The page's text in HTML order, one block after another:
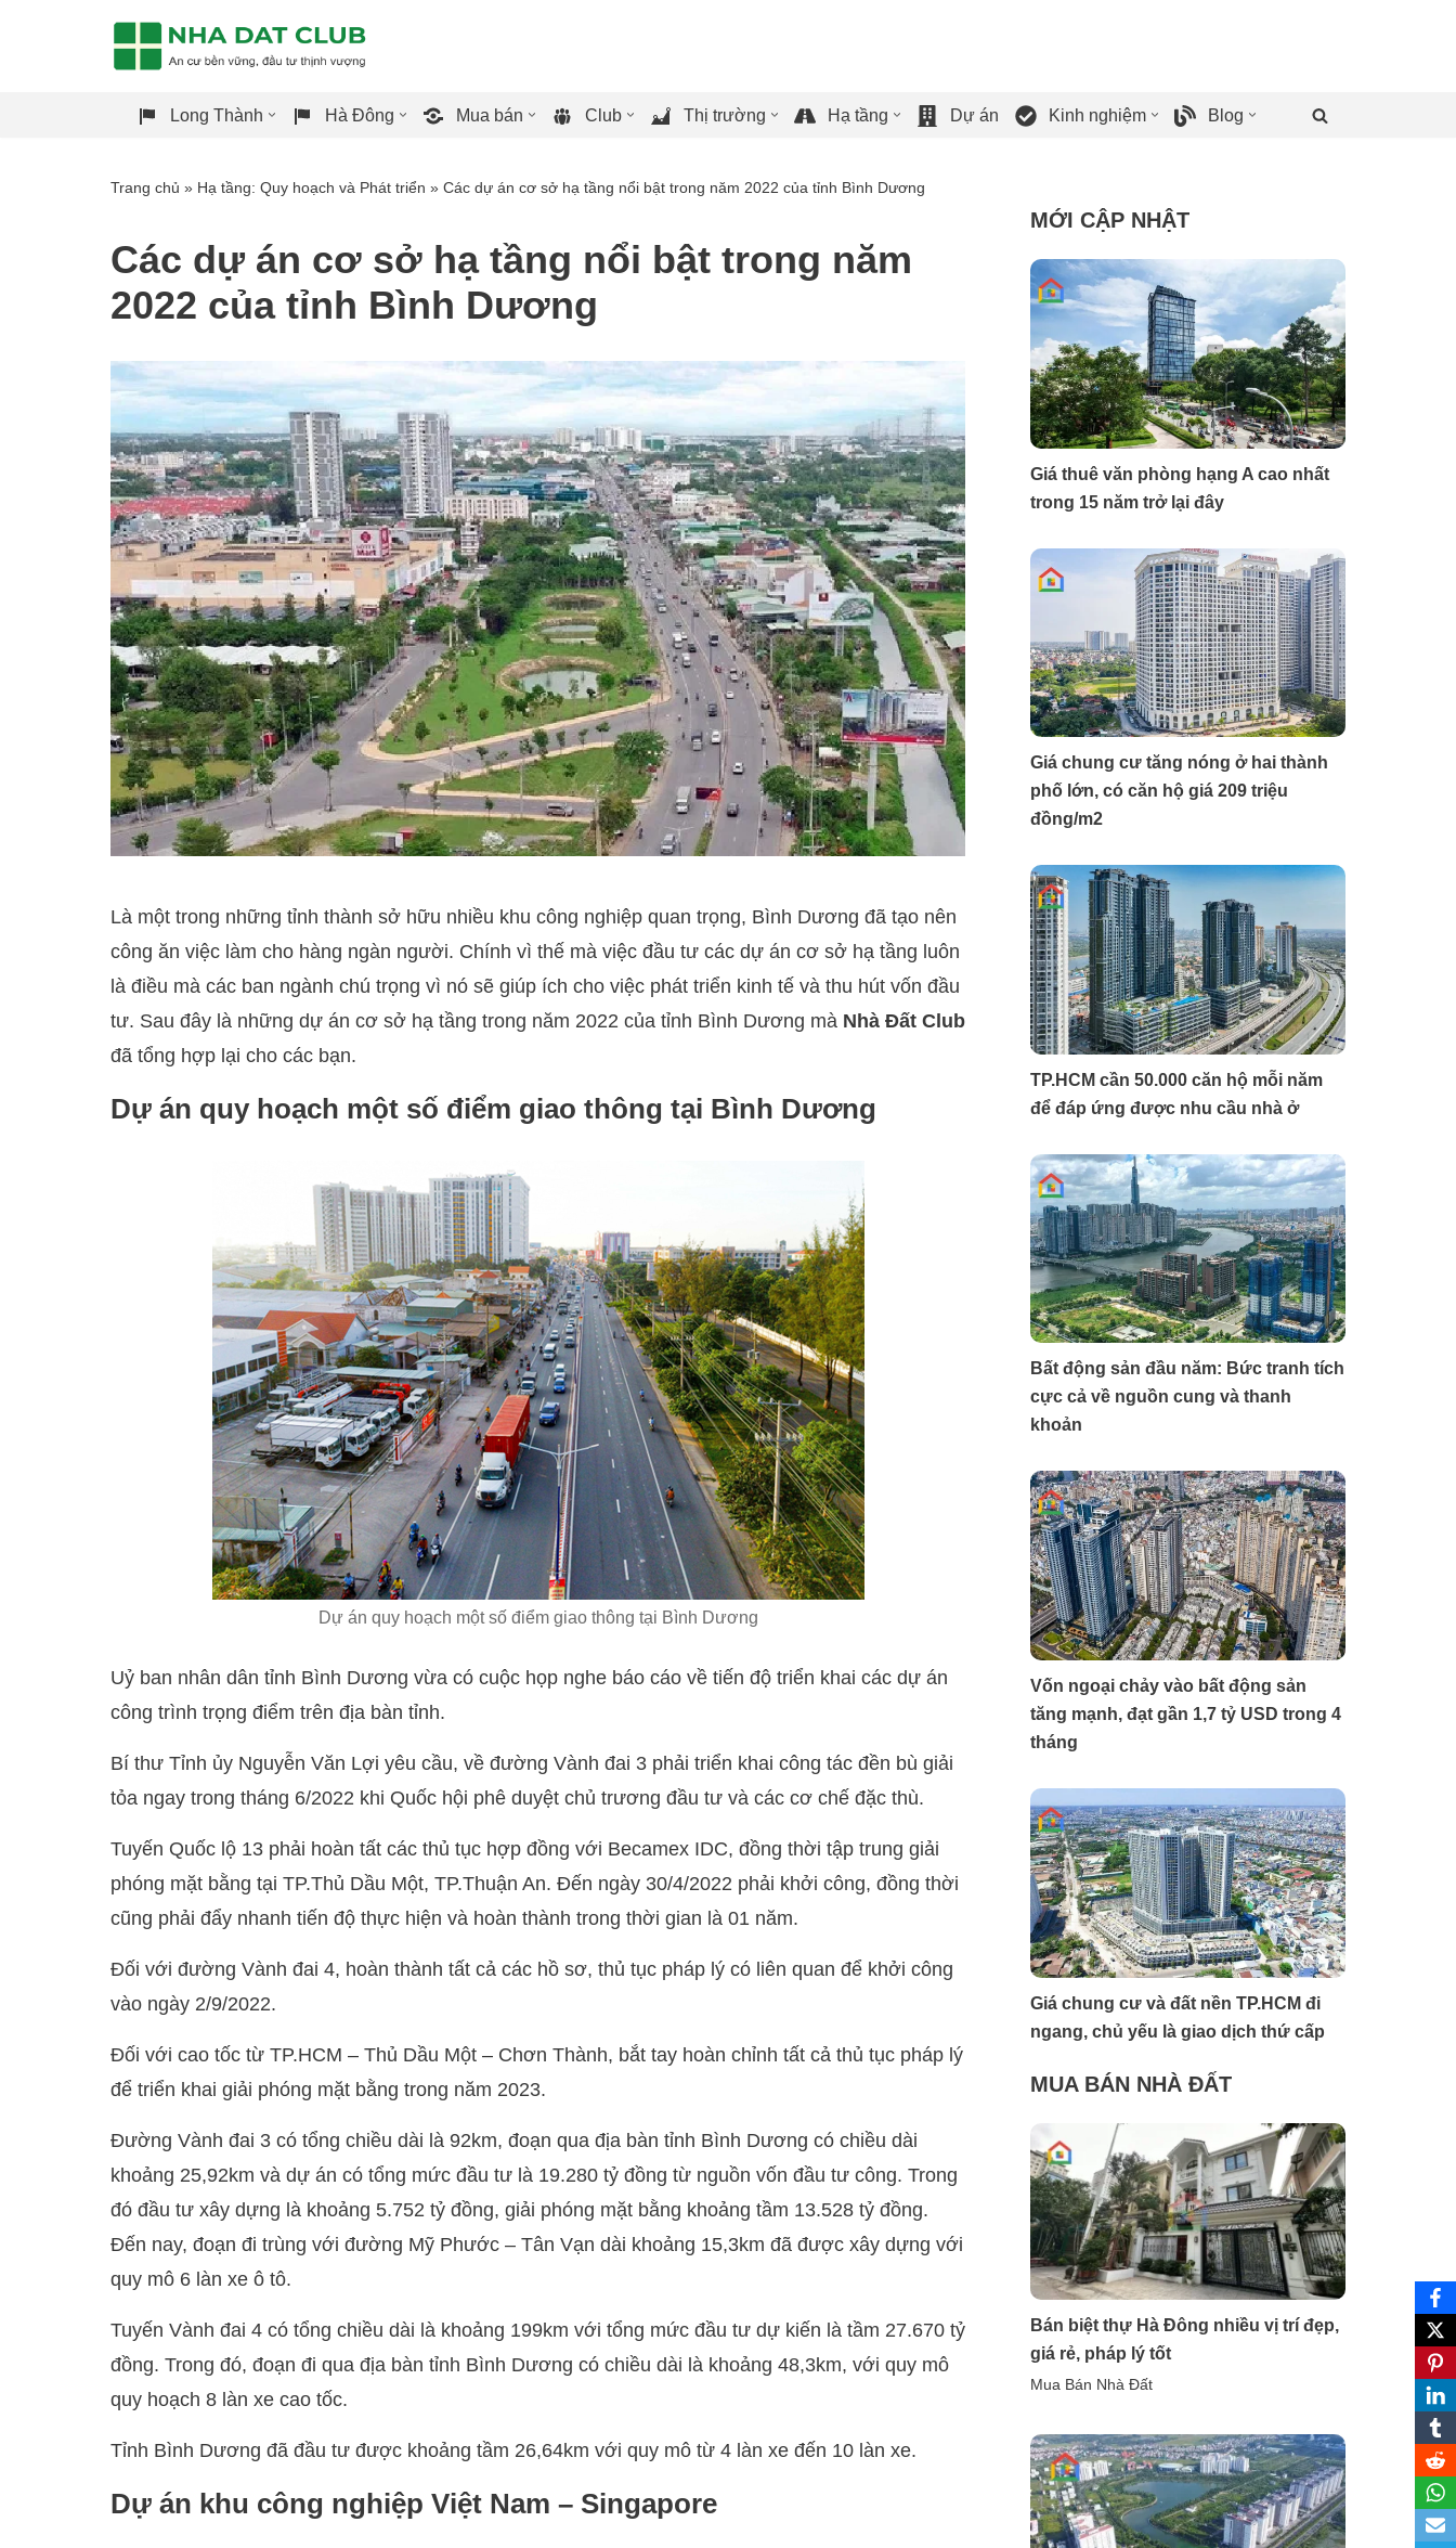
Long Thành Hà Đông Mua bán Club Thị trường Hạ tầng Dự án Kinh nghiệm Blog
Trang chủ » Hạ tầng: Quy hoạch và Phát triển » Các dự án cơ sở hạ tầng nổi bật trong năm 2022 của tỉnh Bình Dương
Các dự án cơ sở hạ tầng nổi bật trong năm
2022 của tỉnh Bình Dương
Là một trong những tỉnh thành sở hữu nhiều khu công nghiệp quan trọng, Bình Dương đã tạo nên
công ăn việc làm cho hàng ngàn người. Chính vì thế mà việc đầu tư các dự án cơ sở hạ tầng luôn
là điều mà các ban ngành chú trọng vì nó sẽ giúp ích cho việc phát triển kinh tế và thu hút vốn đầu
tư. Sau đây là những dự án cơ sở hạ tầng trong năm 2022 của tỉnh Bình Dương mà Nhà Đất Club
đã tổng hợp lại cho các bạn.
Dự án quy hoạch một số điểm giao thông tại Bình Dương
Dự án quy hoạch một số điểm giao thông tại Bình Dương
Uỷ ban nhân dân tỉnh Bình Dương vừa có cuộc họp nghe báo cáo về tiến độ triển khai các dự án
công trình trọng điểm trên địa bàn tỉnh.​
Bí thư Tỉnh ủy Nguyễn Văn Lợi yêu cầu, về đường Vành đai 3 phải triển khai công tác đền bù giải
tỏa ngay trong tháng 6/2022 khi Quốc hội phê duyệt chủ trương đầu tư và các cơ chế đặc thù.
Tuyến Quốc lộ 13 phải hoàn tất các thủ tục hợp đồng với Becamex IDC, đồng thời tập trung giải
phóng mặt bằng tại TP.Thủ Dầu Một, TP.Thuận An. Đến ngày 30/4/2022 phải khởi công, đồng thời
cũng phải đẩy nhanh tiến độ thực hiện và hoàn thành trong thời gian là 01 năm.
Đối với đường Vành đai 4, hoàn thành tất cả các hồ sơ, thủ tục pháp lý có liên quan để khởi công
vào ngày 2/9/2022.
Đối với cao tốc từ TP.HCM – Thủ Dầu Một – Chơn Thành, bắt tay hoàn chỉnh tất cả thủ tục pháp lý
để triển khai giải phóng mặt bằng trong năm 2023.
Đường Vành đai 3 có tổng chiều dài là 92km, đoạn qua địa bàn tỉnh Bình Dương có chiều dài
khoảng 25,92km và dự án có tổng mức đầu tư là 19.280 tỷ đồng từ nguồn vốn đầu tư công. Trong
đó đầu tư xây dựng là khoảng 5.752 tỷ đồng, giải phóng mặt bằng khoảng tầm 13.528 tỷ đồng.
Đến nay, đoạn đi trùng với đường Mỹ Phước – Tân Vạn dài khoảng 15,3km đã được xây dựng với
quy mô 6 làn xe ô tô.
Tuyến Vành đai 4 có tổng chiều dài là khoảng 199km với tổng mức đầu tư dự kiến là tầm 27.670 tỷ
đồng. Trong đó, đoạn đi qua địa bàn tỉnh Bình Dương có chiều dài là khoảng 48,3km, với quy mô
quy hoạch 8 làn xe cao tốc.
Tỉnh Bình Dương đã đầu tư được khoảng tầm 26,64km với quy mô từ 4 làn xe đến 10 làn xe.
Dự án khu công nghiệp Việt Nam – Singapore
MỚI CẬP NHẬT
Giá thuê văn phòng hạng A cao nhất
trong 15 năm trở lại đây
Giá chung cư tăng nóng ở hai thành
phố lớn, có căn hộ giá 209 triệu
đồng/m2
TP.HCM cần 50.000 căn hộ mỗi năm
để đáp ứng được nhu cầu nhà ở
Bất động sản đầu năm: Bức tranh tích
cực cả về nguồn cung và thanh
khoản
Vốn ngoại chảy vào bất động sản
tăng mạnh, đạt gần 1,7 tỷ USD trong 4
tháng
Giá chung cư và đất nền TP.HCM đi
ngang, chủ yếu là giao dịch thứ cấp
MUA BÁN NHÀ ĐẤT
Bán biệt thự Hà Đông nhiều vị trí đẹp,
giá rẻ, pháp lý tốt
Mua Bán Nhà Đất